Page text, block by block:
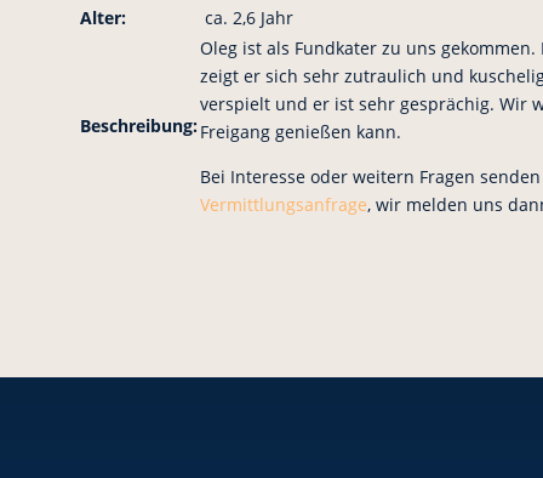
Alter:
ca. 2,6 Jahr
Beschreibung:
Oleg ist als Fundkater zu uns
zeigt er sich sehr zutraulich und
verspielt und er ist sehr gesprächig. Wir
Freigang genießen kann.
Bei Interesse oder weitern Fragen
Vermittlungsanfrage, wir melden uns